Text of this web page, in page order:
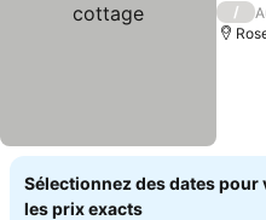
/
Sélectionnez des dates pour
les prix exacts